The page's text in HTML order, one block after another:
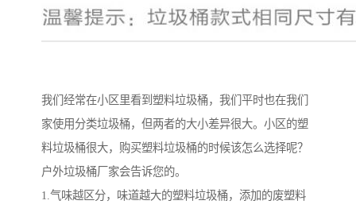
我们经常在小区里看到塑料垃圾桶，我们平时也在我们
家使用分类垃圾桶，但两者的大小差异很大。小区的塑
料垃圾桶很大，购买塑料垃圾桶的时候该怎么选择呢？
户外垃圾桶厂家会告诉您的。
1.气味越区分，味道越大的塑料垃圾桶，添加的废塑料